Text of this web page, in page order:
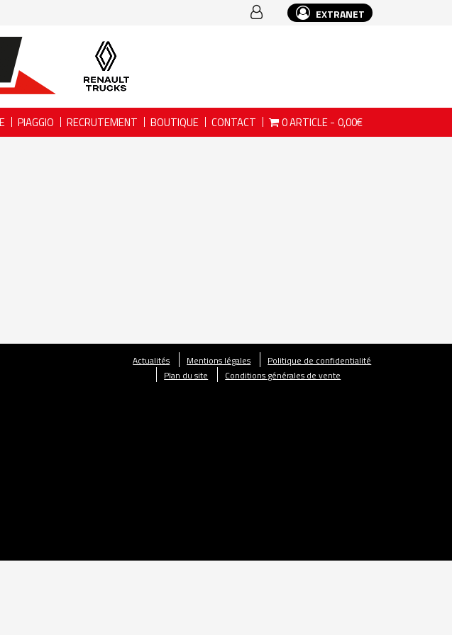
EXTRANET
PIAGGIO RECRUTEMENT BOUTIQUE CONTACT 0 ARTICLE 0,00€
Actualités Mentions légales
Politique de confidentialité
Plan du site
Conditions générales de vente